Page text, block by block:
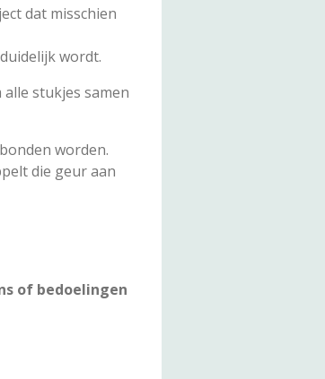
dat misschien
wordt.
stukjes samen
worden.
die geur aan
of bedoelingen